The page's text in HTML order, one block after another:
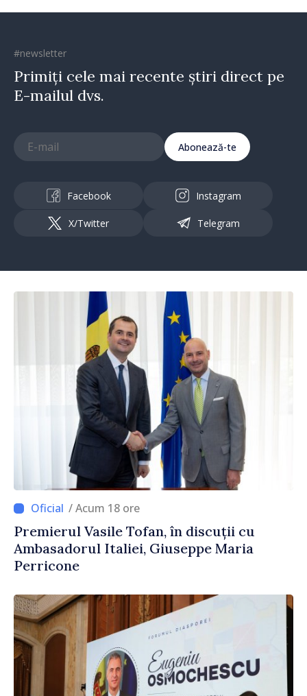
#newsletter
Primiți cele mai recente știri direct pe
E-mailul dvs.
Abonează-te
Facebook Instagram
X/Twitter Telegram
/ Acum 18 ore
Premierul Vasile Tofan, în discuții cu
Ambasadorul Italiei, Giuseppe Maria
Perricone